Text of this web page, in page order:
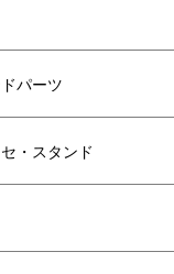
パーツ
・スタンド